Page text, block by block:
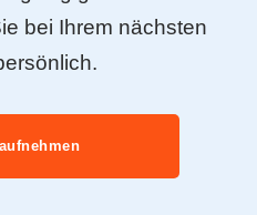
bei Ihrem nächsten